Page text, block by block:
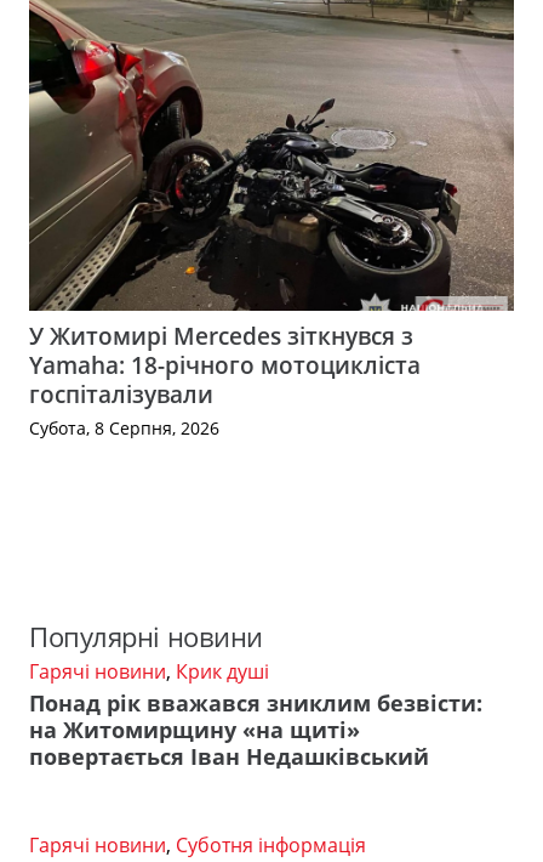
У Житомирі Mercedes зіткнувся з
Yamaha: 18-річного мотоцикліста
госпіталізували
Субота, 8 Серпня, 2026
Популярні новини
Гарячі новини, Крик душі
Понад рік вважався зниклим безвісти:
на Житомирщину «на щиті»
повертається Іван Недашківський
Гарячі новини, Суботня інформація